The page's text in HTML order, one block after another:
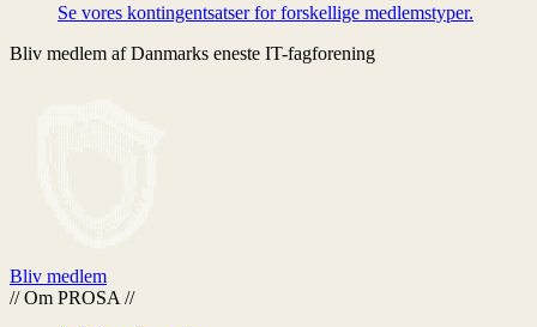
Se vores kontingentsatser for forskellige medlemstyper.
Bliv medlem af Danmarks eneste IT-fagforening
Bliv medlem
// Om PROSA //